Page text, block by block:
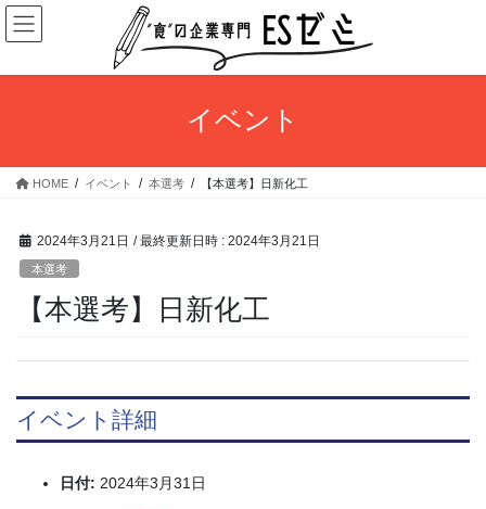
コ
ン
ン
キ
ナ
ビ
ー
に
イベント
HOME イベント 本選考 【本選考】日新化工
2024年3月21日 / 最終更新日時 : 2024年3月21日
本選考
【本選考】日新化工
イベント詳細
日付: 2024年3月31日